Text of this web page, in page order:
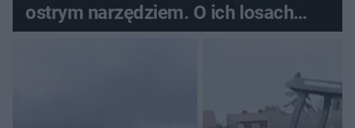
ostrym narzędziem. O ich losach
zdecyduje sąd rodzinny